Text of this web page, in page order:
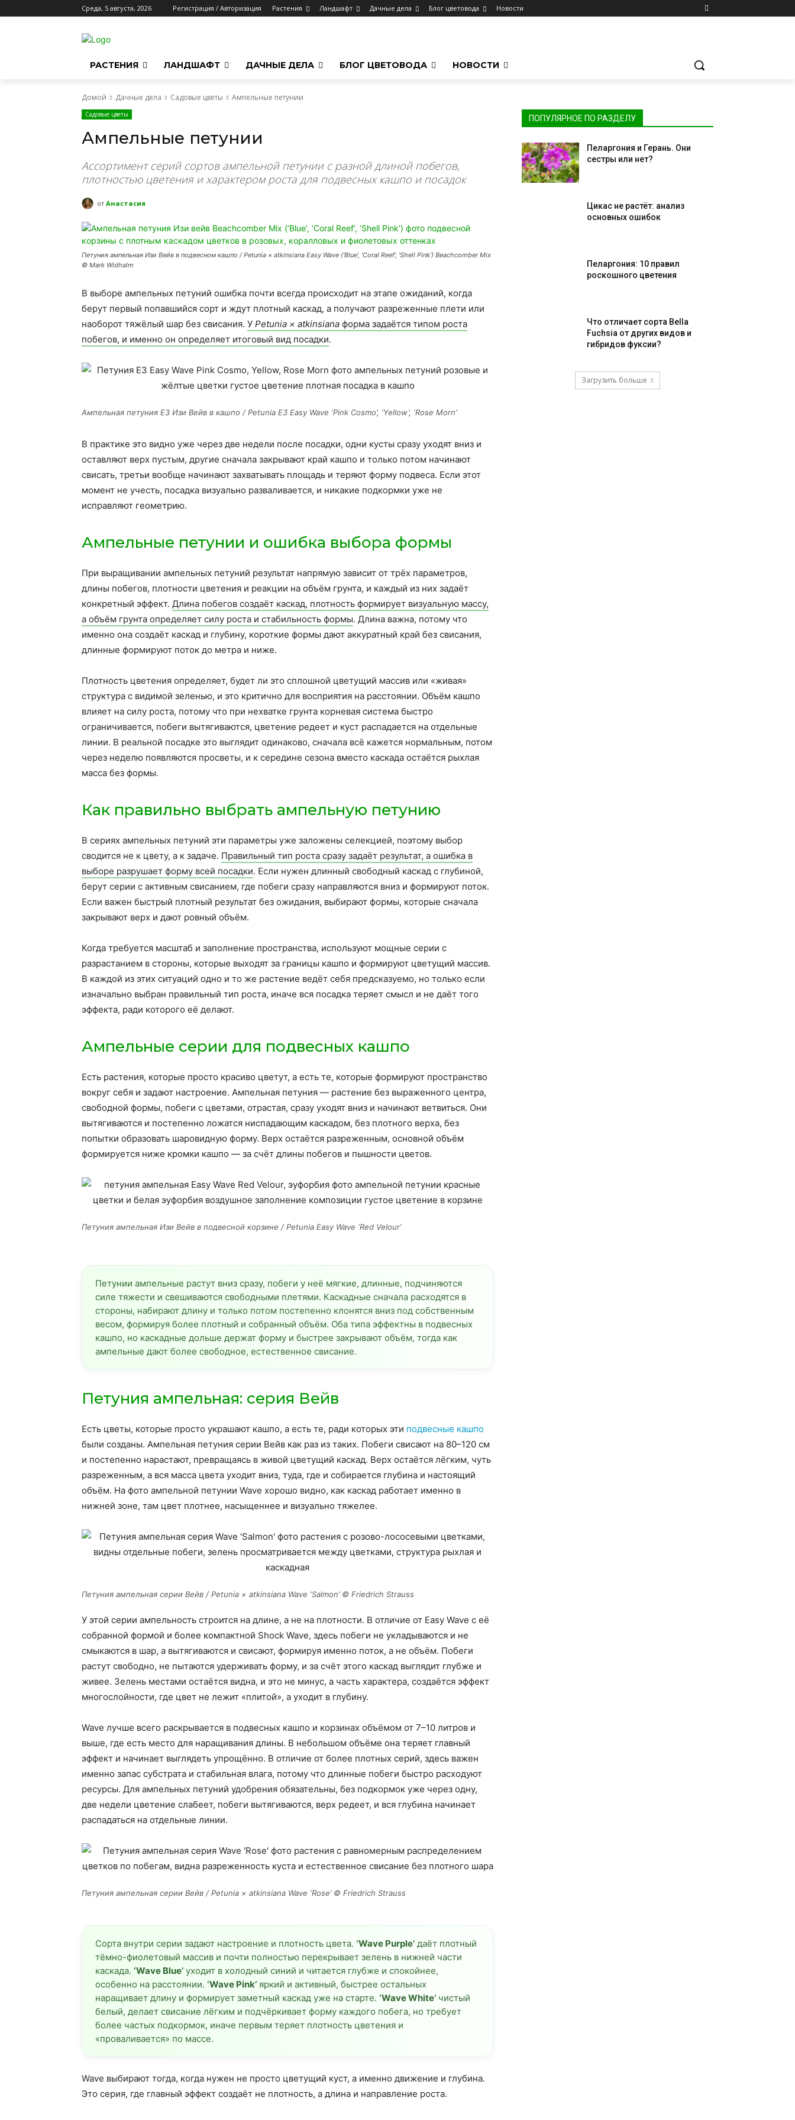
Среда, 5 августа, 2026 Регистрация / Авторизация Растения Ландшафт Дачные дела Блог цветовода Новости
РАСТЕНИЯ ЛАНДШАФТ ДАЧНЫЕ ДЕЛА БЛОГ ЦВЕТОВОДА НОВОСТИ
Домой Дачные дела Садовые цветы Ампельные петунии
Садовые цветы
Ампельные петунии
Ассортимент серий сортов ампельной петунии с разной длиной побегов,
плотностью цветения и характером роста для подвесных кашпо и посадок
от Анастасия
Петуния ампельная Изи Вейв в подвесном кашпо / Petunia × atkinsiana Easy Wave (‘Blue’, ‘Coral Reef’, ‘Shell Pink’) Beachcomber Mix
© Mark Widhalm
В выборе ампельных петуний ошибка почти всегда происходит на этапе ожиданий, когда
берут первый попавшийся сорт и ждут плотный каскад, а получают разреженные плети или
наоборот тяжёлый шар без свисания. У Petunia × atkinsiana форма задаётся типом роста
побегов, и именно он определяет итоговый вид посадки.
Ампельная петуния Е3 Изи Вейв в кашпо / Petunia E3 Easy Wave ‘Pink Cosmo’, ‘Yellow’, ‘Rose Morn’
В практике это видно уже через две недели после посадки, одни кусты сразу уходят вниз и
оставляют верх пустым, другие сначала закрывают край кашпо и только потом начинают
свисать, третьи вообще начинают захватывать площадь и теряют форму подвеса. Если этот
момент не учесть, посадка визуально разваливается, и никакие подкормки уже не
исправляют геометрию.
Ампельные петунии и ошибка выбора формы
При выращивании ампельных петуний результат напрямую зависит от трёх параметров,
длины побегов, плотности цветения и реакции на объём грунта, и каждый из них задаёт
конкретный эффект. Длина побегов создаёт каскад, плотность формирует визуальную массу,
а объём грунта определяет силу роста и стабильность формы. Длина важна, потому что
именно она создаёт каскад и глубину, короткие формы дают аккуратный край без свисания,
длинные формируют поток до метра и ниже.
Плотность цветения определяет, будет ли это сплошной цветущий массив или «живая»
структура с видимой зеленью, и это критично для восприятия на расстоянии. Объём кашпо
влияет на силу роста, потому что при нехватке грунта корневая система быстро
ограничивается, побеги вытягиваются, цветение редеет и куст распадается на отдельные
линии. В реальной посадке это выглядит одинаково, сначала всё кажется нормальным, потом
через неделю появляются просветы, и к середине сезона вместо каскада остаётся рыхлая
масса без формы.
Как правильно выбрать ампельную петунию
В сериях ампельных петуний эти параметры уже заложены селекцией, поэтому выбор
сводится не к цвету, а к задаче. Правильный тип роста сразу задаёт результат, а ошибка в
выборе разрушает форму всей посадки. Если нужен длинный свободный каскад с глубиной,
берут серии с активным свисанием, где побеги сразу направляются вниз и формируют поток.
Если важен быстрый плотный результат без ожидания, выбирают формы, которые сначала
закрывают верх и дают ровный объём.
Когда требуется масштаб и заполнение пространства, используют мощные серии с
разрастанием в стороны, которые выходят за границы кашпо и формируют цветущий массив.
В каждой из этих ситуаций одно и то же растение ведёт себя предсказуемо, но только если
изначально выбран правильный тип роста, иначе вся посадка теряет смысл и не даёт того
эффекта, ради которого её делают.
Ампельные серии для подвесных кашпо
Есть растения, которые просто красиво цветут, а есть те, которые формируют пространство
вокруг себя и задают настроение. Ампельная петуния — растение без выраженного центра,
свободной формы, побеги с цветами, отрастая, сразу уходят вниз и начинают ветвиться. Они
вытягиваются и постепенно ложатся ниспадающим каскадом, без плотного верха, без
попытки образовать шаровидную форму. Верх остаётся разреженным, основной объём
формируется ниже кромки кашпо — за счёт длины побегов и пышности цветов.
Петуния ампельная Изи Вейв в подвесной корзине / Petunia Easy Wave ‘Red Velour’
Петунии ампельные растут вниз сразу, побеги у неё мягкие, длинные, подчиняются
силе тяжести и свешиваются свободными плетями. Каскадные сначала расходятся в
стороны, набирают длину и только потом постепенно клонятся вниз под собственным
весом, формируя более плотный и собранный объём. Оба типа эффектны в подвесных
кашпо, но каскадные дольше держат форму и быстрее закрывают объём, тогда как
ампельные дают более свободное, естественное свисание.
Петуния ампельная: серия Вейв
Есть цветы, которые просто украшают кашпо, а есть те, ради которых эти подвесные кашпо
были созданы. Ампельная петуния серии Вейв как раз из таких. Побеги свисают на 80–120 см
и постепенно нарастают, превращаясь в живой цветущий каскад. Верх остаётся лёгким, чуть
разреженным, а вся масса цвета уходит вниз, туда, где и собирается глубина и настоящий
объём. На фото ампельной петунии Wave хорошо видно, как каскад работает именно в
нижней зоне, там цвет плотнее, насыщеннее и визуально тяжелее.
Петуния ампельная серии Вейв / Petunia × atkinsiana Wave ‘Salmon’ © Friedrich Strauss
У этой серии ампельность строится на длине, а не на плотности. В отличие от Easy Wave с её
собранной формой и более компактной Shock Wave, здесь побеги не укладываются и не
смыкаются в шар, а вытягиваются и свисают, формируя именно поток, а не объём. Побеги
растут свободно, не пытаются удерживать форму, и за счёт этого каскад выглядит глубже и
живее. Зелень местами остаётся видна, и это не минус, а часть характера, создаётся эффект
многослойности, где цвет не лежит «плитой», а уходит в глубину.
Wave лучше всего раскрывается в подвесных кашпо и корзинах объёмом от 7–10 литров и
выше, где есть место для наращивания длины. В небольшом объёме она теряет главный
эффект и начинает выглядеть упрощённо. В отличие от более плотных серий, здесь важен
именно запас субстрата и стабильная влага, потому что длинные побеги быстро расходуют
ресурсы. Для ампельных петуний удобрения обязательны, без подкормок уже через одну,
две недели цветение слабеет, побеги вытягиваются, верх редеет, и вся глубина начинает
распадаться на отдельные линии.
Петуния ампельная серии Вейв / Petunia × atkinsiana Wave ‘Rose’ © Friedrich Strauss
Сорта внутри серии задают настроение и плотность цвета. ‘Wave Purple’ даёт плотный
тёмно-фиолетовый массив и почти полностью перекрывает зелень в нижней части
каскада. ‘Wave Blue’ уходит в холодный синий и читается глубже и спокойнее,
особенно на расстоянии. ‘Wave Pink’ яркий и активный, быстрее остальных
наращивает длину и формирует заметный каскад уже на старте. ‘Wave White’ чистый
белый, делает свисание лёгким и подчёркивает форму каждого побега, но требует
более частых подкормок, иначе первым теряет плотность цветения и
«проваливается» по массе.
Wave выбирают тогда, когда нужен не просто цветущий куст, а именно движение и глубина.
Это серия, где главный эффект создаёт не плотность, а длина и направление роста.
ПОПУЛЯРНОЕ ПО РАЗДЕЛУ
Пеларгония и Герань. Они
сестры или нет?
Цикас не растёт: анализ
основных ошибок
Пеларгония: 10 правил
роскошного цветения
Что отличает сорта Bella
Fuchsia от других видов и
гибридов фуксии?
Загрузить больше